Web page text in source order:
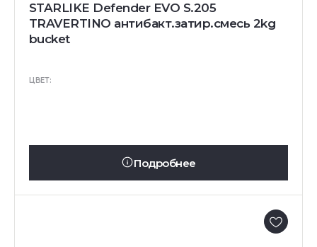
STARLIKE Defender EVO S.205
TRAVERTINO антибакт.затир.смесь 2kg
bucket
ЦВЕТ:
Подробнее